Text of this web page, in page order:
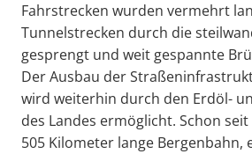
Fahrstrecken wurden vermehrt
Tunnelstrecken durch die
gesprengt und weit gespannte
Der Ausbau der
wird weiterhin durch den Erdöl-
des Landes ermöglicht. Schon
505 Kilometer lange Bergenbahn,